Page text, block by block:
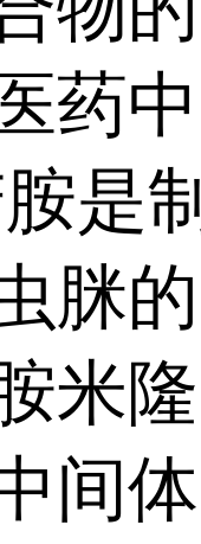
药
是
脒
米
间